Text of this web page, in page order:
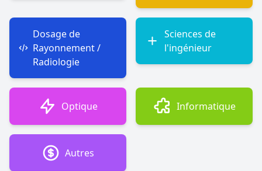
Dosage de
Rayonnement /
Radiologie
Sciences de
l'ingénieur
Optique Informatique
Autres